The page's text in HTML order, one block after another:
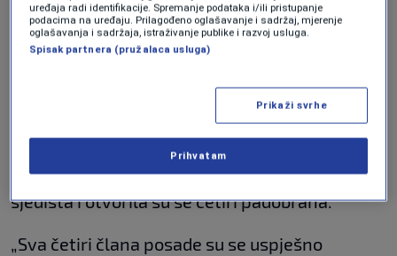
uspješno katapultirala
Snimci koje su zabilježili šokirani očevici
prikazuju dramatične sekunde u kojima su se
avioni dodirnuli u zraku, nakon čega su počeli
strmoglavo padati prema tlu. U trenucima koji
su djelovali kao vječnost, iz buktinja su izletjela
sjedišta i otvorila su se četiri padobrana.
„Sva četiri člana posade su se uspješno
uređaja radi identifikacije. Spremanje podataka i/ili pristupanje
podacima na uređaju. Prilagođeno oglašavanje i sadržaj, mjerenje
oglašavanja i sadržaja, istraživanje publike i razvoj usluga.
Spisak partnera (pružalaca usluga)
Prikaži svrhe
Prihvatam